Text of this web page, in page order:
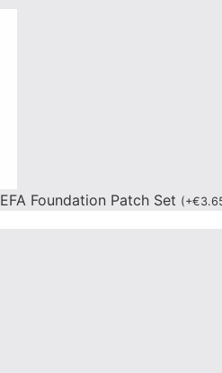
Foundation Patch Set (+€